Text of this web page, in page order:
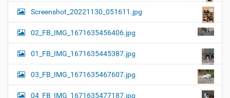
Screenshot_20221130_051611.jpg
02_FB_IMG_1671635456406.jpg
01_FB_IMG_1671635445387.jpg
03_FB_IMG_1671635467607.jpg
04_FB_IMG_1671635477187.jpg